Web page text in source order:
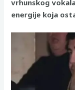
vrhunskog
energije koja